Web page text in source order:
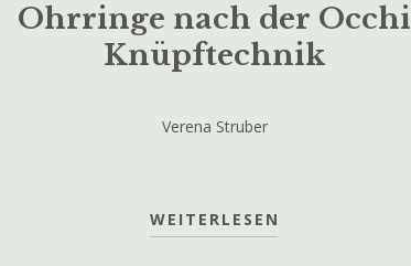
Ohrringe nach der Occhi
Knüpftechnik
Verena Struber
WEITERLESEN